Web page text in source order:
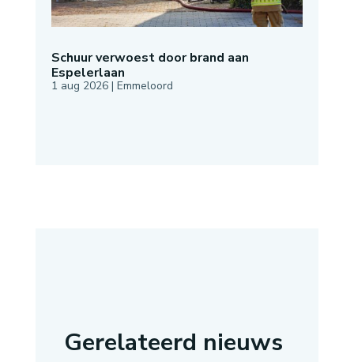
Schuur verwoest door brand aan
Espelerlaan
1 aug 2026| Emmeloord
Gerelateerd nieuws